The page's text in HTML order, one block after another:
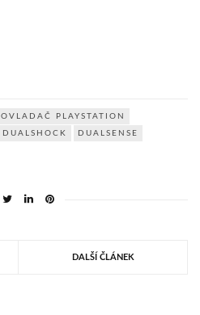
OVLADAČ PLAYSTATION
DUALSHOCK DUALSENSE
DALŠÍ ČLÁNEK